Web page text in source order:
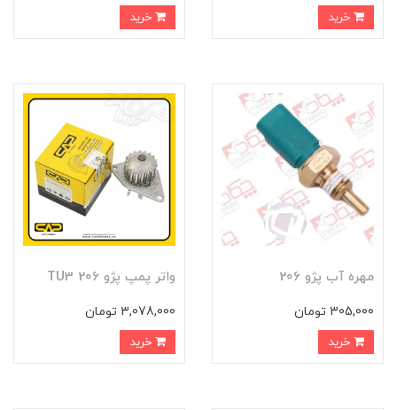
مهره آب پژو 206
305,000 تومان
واتر پمپ پژو 206 TU3
3,078,000 تومان